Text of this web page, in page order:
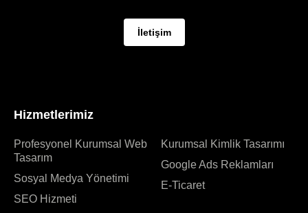
Hizmetlerimiz
Profesyonel Kurumsal Web
Tasarım
Sosyal Medya Yönetimi
SEO Hizmeti
Kurumsal Kimlik Tasarımı
Google Ads Reklamları​
E-Ticaret
İletişim